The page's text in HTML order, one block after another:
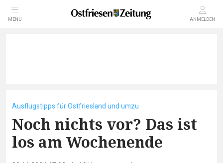
MENÜ ANMELDEN
Ausflugstipps für Ostfriesland und umzu
Noch nichts vor? Das ist
los am Wochenende